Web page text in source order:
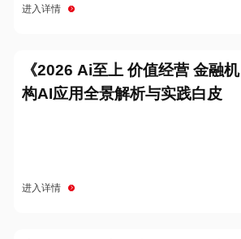
进入详情
《2026 Ai至上 价值经营 金融机
构AI应用全景解析与实践白皮
进入详情